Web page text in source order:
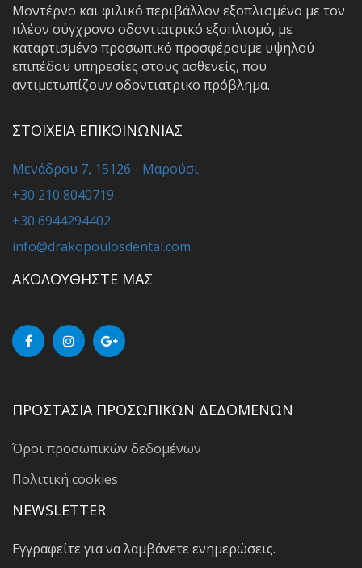
Μοντέρνο και φιλικό περιβάλλον εξοπλισμένο με τον
πλέον σύγχρονο οδοντιατρικό εξοπλισμό, με
καταρτισμένο προσωπικό προσφέρουμε υψηλού
επιπέδου υπηρεσίες στους ασθενείς, που
αντιμετωπίζουν οδοντιατρικο πρόβλημα.
ΣΤΟΙΧΕΙΑ ΕΠΙΚΟΙΝΩΝΙΑΣ
Μενάδρου 7, 15126 - Μαρούσι
+30 210 8040719
+30 6944294402
info@drakopoulosdental.com
ΑΚΟΛΟΥΘΗΣΤΕ ΜΑΣ
ΠΡΟΣΤΑΣΙΑ ΠΡΟΣΩΠΙΚΩΝ ΔΕΔΟΜΕΝΩΝ
Όροι προσωπικών δεδομένων
Πολιτική cookies
NEWSLETTER
Εγγραφείτε για να λαμβάνετε ενημερώσεις.